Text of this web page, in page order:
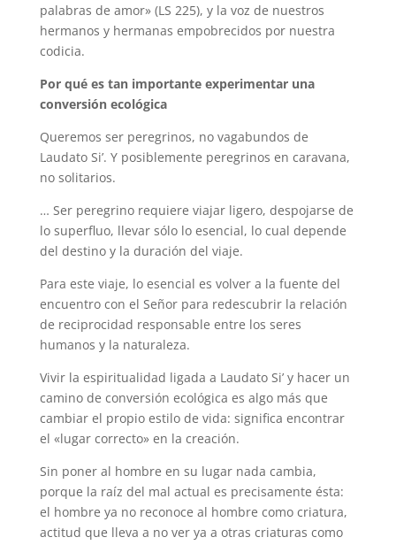
palabras de amor» (LS 225), y la voz de nuestros
hermanos y hermanas empobrecidos por nuestra
codicia.
Por qué es tan importante experimentar una
conversión ecológica
Queremos ser peregrinos, no vagabundos de
Laudato Si’. Y posiblemente peregrinos en caravana,
no solitarios.
… Ser peregrino requiere viajar ligero, despojarse de
lo superfluo, llevar sólo lo esencial, lo cual depende
del destino y la duración del viaje.
Para este viaje, lo esencial es volver a la fuente del
encuentro con el Señor para redescubrir la relación
de reciprocidad responsable entre los seres
humanos y la naturaleza.
Vivir la espiritualidad ligada a Laudato Si’ y hacer un
camino de conversión ecológica es algo más que
cambiar el propio estilo de vida: significa encontrar
el «lugar correcto» en la creación.
Sin poner al hombre en su lugar nada cambia,
porque la raíz del mal actual es precisamente ésta:
el hombre ya no reconoce al hombre como criatura,
actitud que lleva a no ver ya a otras criaturas como